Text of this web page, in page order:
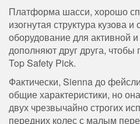
Платформа шасси, хорошо
изогнутая структура кузова
оборудование для активной
дополняют друг друга,
Top Safety Pick.
Фактически, Sienna до
общие характеристики, но
двух чрезвычайно строгих
передних колес с малым